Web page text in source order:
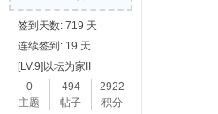
签到天数: 719 天
连续签到: 19 天
[LV.9]以坛为家II
0
主题
494
帖子
2922
积分